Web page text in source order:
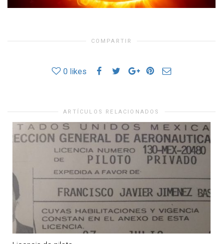
COMPARTIR
0 likes
ARTÍCULOS RELACIONADOS